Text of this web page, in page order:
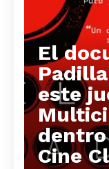
El
este
dentro
Cine